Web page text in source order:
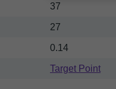
37
27
0.14
Target Point